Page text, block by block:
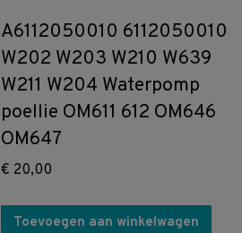
A6112050010 6112050010
W202 W203 W210 W639
W211 W204 Waterpomp
poellie OM611 612 OM646
OM647
€ 20,00
Toevoegen aan winkelwagen